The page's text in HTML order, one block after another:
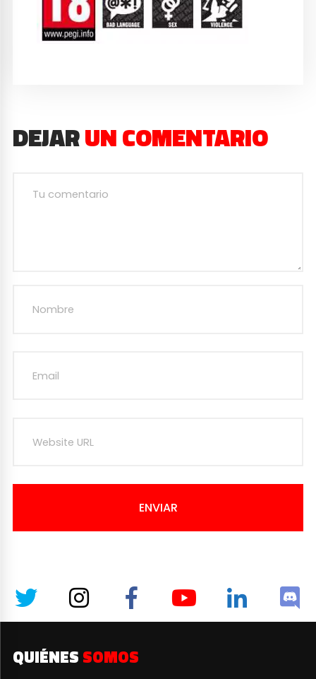
DEJARUN COMENTARIO
ENVIAR
QUIÉNES SOMOS